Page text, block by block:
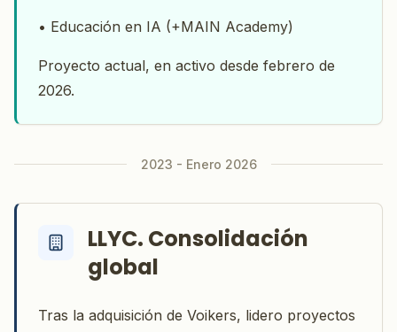
• Educación en IA (+MAIN Academy)
Proyecto actual, en activo desde febrero de
2026.
2023 - Enero 2026
LLYC. Consolidación
global
Tras la adquisición de Voikers, lidero proyectos